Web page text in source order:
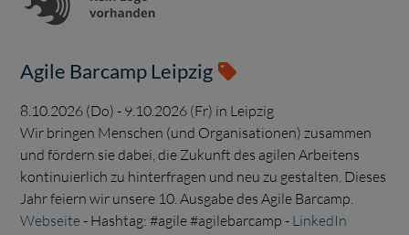
Agile Barcamp Leipzig
8.10.2026 (Do) - 9.10.2026 (Fr) in Leipzig
Wir bringen Menschen (und Organisationen) zusammen
und fördern sie dabei, die Zukunft des agilen Arbeitens
kontinuierlich zu hinterfragen und neu zu gestalten. Dieses
Jahr feiern wir unsere 10. Ausgabe des Agile Barcamp.
Webseite- Hashtag: #agile #agilebarcamp - LinkedIn